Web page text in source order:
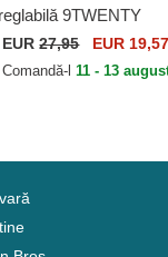
reglabilă 9TWENTY
Gingham de New York
Yankees MLB de New
EUR27,95 EUR 19,57
Comandă-l 11 - 13